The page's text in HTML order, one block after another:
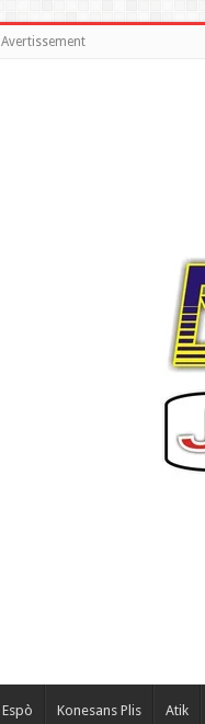
Avertissement
Espò Konesans Plis Atik